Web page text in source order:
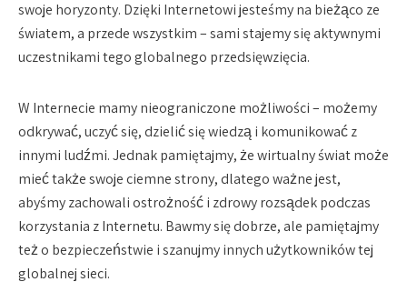
swoje horyzonty. Dzięki Internetowi jesteśmy na bieżąco ze
światem, a przede wszystkim – sami stajemy się aktywnymi
uczestnikami tego globalnego przedsięwzięcia.
W Internecie mamy nieograniczone możliwości – możemy
odkrywać, uczyć się, dzielić się wiedzą i komunikować z
innymi ludźmi. Jednak pamiętajmy, że wirtualny świat może
mieć także swoje ciemne strony, dlatego ważne jest,
abyśmy zachowali ostrożność i zdrowy rozsądek podczas
korzystania z Internetu. Bawmy się dobrze, ale pamiętajmy
też o bezpieczeństwie i szanujmy innych użytkowników tej
globalnej sieci.